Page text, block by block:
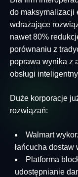
do maksymalizacji
wdrażające
nawet 80%
porównaniu z
poprawa wynika z
obsługi
Duże korporacje
rozwiązań:
Walmart
łańcucha dostaw
Platforma
udostępnianie